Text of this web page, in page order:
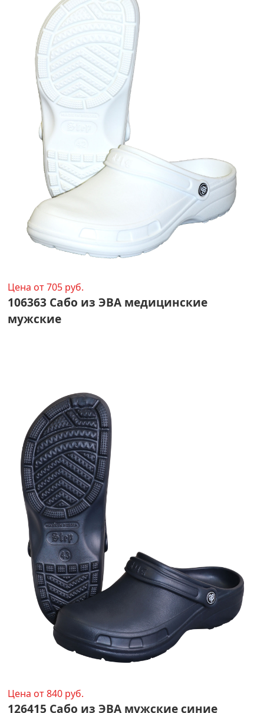
Цена от 705 руб.
106363 Сабо из ЭВА медицинские
мужские
Цена от 840 руб.
126415 Сабо из ЭВА мужские синие